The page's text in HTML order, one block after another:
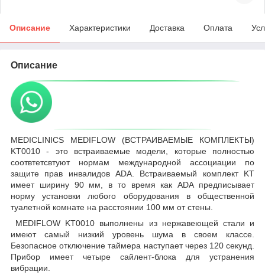
Описание Характеристики Доставка Оплата
Описание
MEDICLINICS MEDIFLOW (ВСТРАИВАЕМЫЕ КОМПЛЕКТЫ)
KT0010 - это встраиваемые модели, которые полностью
соотвтетсвтуют нормам международной ассоциации по
защите прав инвалидов ADA. Встраиваемый комплект KT
имеет ширину 90 мм, в то время как ADA предписывает
норму установки любого оборудования в общественной
туалетной комнате на расстоянии 100 мм от стены.
MEDIFLOW KT0010 выполнены из нержавеющей стали и
имеют самый низкий уровень шума в своем классе.
Безопасное отключение таймера наступает через 120 секунд.
Прибор имеет четыре сайлент-блока для устранения
вибрации.